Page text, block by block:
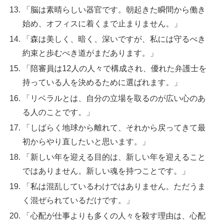
「脳は素晴らしい器官です。朝起きた瞬間から働き
始め、オフィスに着くまで止まりません。」
「森は美しく、暗く、深いですが、私には守るべき
約束と歩むべき道がまだあります。」
「陪審員は12人の人々で構成され、優れた弁護士を
持っている人を決めるために選ばれます。」
「リベラルとは、自分の立場を取るのが広い心のあ
る人のことです。」
「しばらく地球から離れて、それから戻ってきて最
初からやり直したいと思います。」
「新しい年を迎える目的は、新しい年を迎えること
ではありません。新しい魂を持つことです。」
「私は混乱しているわけではありません。ただうま
く混ぜられているだけです。」
「心配が仕事よりも多くの人々を殺す理由は、心配